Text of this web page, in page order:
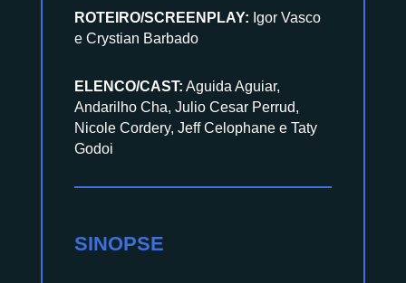
ROTEIRO/SCREENPLAY: Igor Vasco
e Crystian Barbado
ELENCO/CAST: Aguida Aguiar,
Andarilho Cha, Julio Cesar Perrud,
Nicole Cordery, Jeff Celophane e Taty
Godoi
SINOPSE